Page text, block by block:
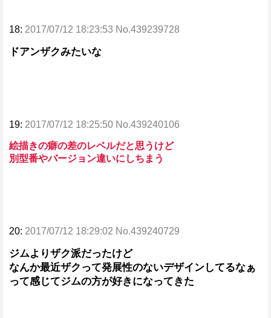
18: 2017/07/12 18:23:53 No.439239728
ドアンザクみたいな
19: 2017/07/12 18:25:50 No.439240106
絵描きの癖の差のレベルだと思うけど
別型番やバージョン違いにしちまう
20: 2017/07/12 18:29:02 No.439240729
ジムよりザク派だったけど
なんか最近ザクって発展性のないデザインしてるなぁ
って感じてジムの方が好きになってきた